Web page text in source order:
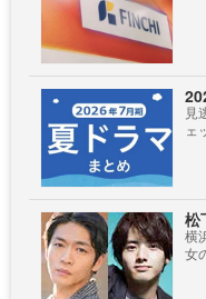
見
ェ
松
横
女